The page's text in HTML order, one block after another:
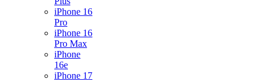
iPhone 16
Pro
iPhone 16
Pro Max
iPhone
16e
iPhone 17